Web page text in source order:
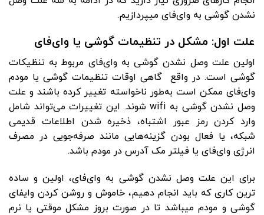
نشدن گوشی به وای‌فای می­پردازیم.
علت اول: مشکل در تنظیمات گوشی یا وای‌فای
اولین علت وصل نشدن گوشی به وای‌فای مربوط به تنظیکات
گوشی است. در واقع گاهی اوقات تنظیمات گوشی یا مودم
وای‌فای ممکن است به‌طور ناخواسته تغییر کرده باشند و علت
وصل نشدن گوشی به wifi شوند. این تغییرات می‌تواند شامل
وارد کردن رمز عبور اشتباه، ذخیره شدن اطلاعات قدیمی
شبکه، یا فعال بودن گزینه‌هایی مانند صرفه‌جویی در مصرف
انرژی وای‌فای یا فیلتر مک آدرس در مودم باشد.
برای این علت وصل نشدن گوشی به وای‌فای، اولین و ساده
ترین کاری که باید انجام دهیم، خاموش و روشن کردن وایفای
گوشی و مودم می­باشد تا در صورت بروز مشکل موقتی یا نرم